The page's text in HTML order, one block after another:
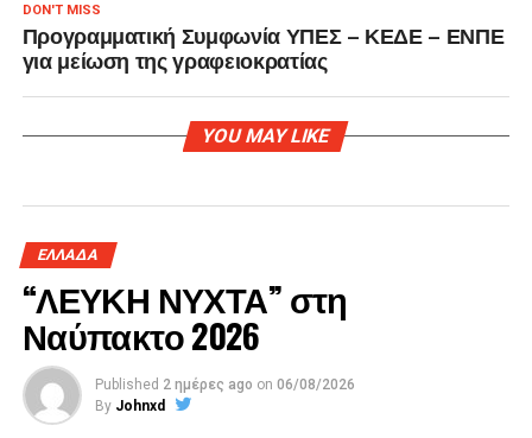
DON'T MISS
Προγραμματική Συμφωνία ΥΠΕΣ – ΚΕΔΕ – ΕΝΠΕ
για μείωση της γραφειοκρατίας
YOU MAY LIKE
ΕΛΛΑΔΑ
“ΛΕΥΚΗ ΝΥΧΤΑ” στη
Ναύπακτο 2026
Published 2 ημέρες ago on 06/08/2026
By Johnxd